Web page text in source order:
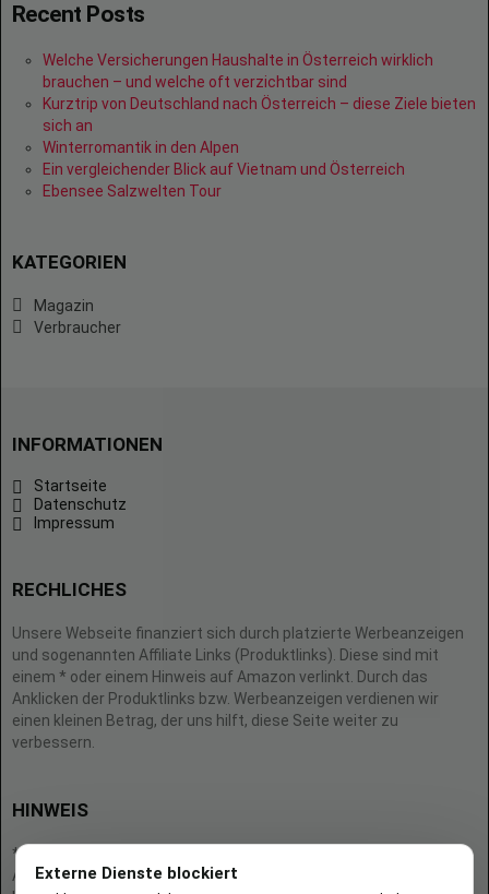
Recent Posts
Welche Versicherungen Haushalte in Österreich wirklich
brauchen – und welche oft verzichtbar sind
Kurztrip von Deutschland nach Österreich – diese Ziele bieten
sich an
Winterromantik in den Alpen
Ein vergleichender Blick auf Vietnam und Österreich
Ebensee Salzwelten Tour
KATEGORIEN
Magazin
Verbraucher
INFORMATIONEN
Startseite
Datenschutz
Impressum
RECHLICHES
Unsere Webseite finanziert sich durch platzierte Werbeanzeigen
und sogenannten Affiliate Links (Produktlinks). Diese sind mit
einem * oder einem Hinweis auf Amazon verlinkt. Durch das
Anklicken der Produktlinks bzw. Werbeanzeigen verdienen wir
einen kleinen Betrag, der uns hilft, diese Seite weiter zu
verbessern.
HINWEIS
* = Afilliate-Link (=Werbung)
Als Amazon-Partner verdient der Seitenbetreiber an qualifizierten
Externe Dienste blockiert